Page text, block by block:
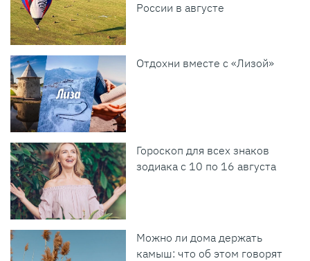
России в августе
Отдохни вместе с «Лизой»
Гороскоп для всех знаков
зодиака с 10 по 16 августа
Можно ли дома держать
камыш: что об этом говорят